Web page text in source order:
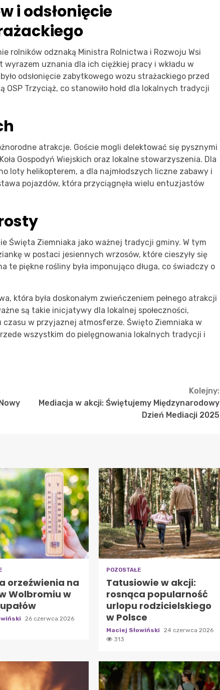
i odsłonięcie
rolników odznaką Ministra Rolnictwa i Rozwoju Wsi
wyrazem uznania dla ich ciężkiej pracy i wkładu w
odsłonięcie zabytkowego wozu strażackiego przed
OSP Trzyciąż, co stanowiło hołd dla lokalnych tradycji
atrakcje. Goście mogli delektować się pysznymi
Gospodyń Wiejskich oraz lokalne stowarzyszenia. Dla
loty helikopterem, a dla najmłodszych liczne zabawy i
pojazdów, która przyciągnęła wielu entuzjastów
Święta Ziemniaka jako ważnej tradycji gminy. W tym
w postaci jesiennych wrzosów, które cieszyły się
te piękne rośliny była imponująco długa, co świadczy o
która była doskonałym zwieńczeniem pełnego atrakcji
są takie inicjatywy dla lokalnej społeczności,
w przyjaznej atmosferze. Święto Ziemniaka w
wszystkim do pielęgnowania lokalnych tradycji i
Kolejny:
Mediacja w akcji: Świętujemy Międzynarodowy
Dzień Mediacji 2025
orzeźwienia na
Wolbromiu w
26 czerwca 2026
POZOSTAŁE
Tatusiowie w akcji:
rosnąca popularność
urlopu rodzicielskiego
w Polsce
Maciej Słowiński
24 czerwca 2026
313